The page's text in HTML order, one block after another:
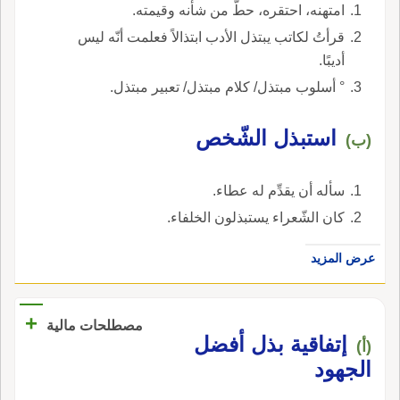
امتهنه، احتقره، حطَّ من شأنه وقيمته.
قرأتُ لكاتب يبتذل الأدب ابتذالاً فعلمت أنّه ليس
أديبًا.
° أسلوب مبتذل/ كلام مبتذل/ تعبير مبتذل.
(ب) استبذل الشّخص
سأله أن يقدِّم له عطاء.
كان الشّعراء يستبذلون الخلفاء.
عرض المزيد
مصطلحات مالية +
(أ)
إتفاقية بذل أفضل
الجهود